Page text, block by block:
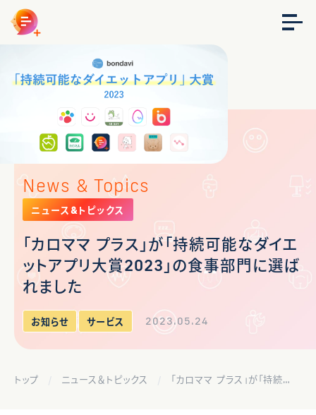
News & Topics
ニュース&トピックス
「カロママ プラス」が「持続可能なダイエ
ットアプリ大賞2023」の食事部門に選ば
れました
お知らせ サービス 2023.05.24
トップ ニュース＆トピックス 「カロママ プラス」が「持続可能なダイエットアプリ大賞2023」の食事部門に選ばれました